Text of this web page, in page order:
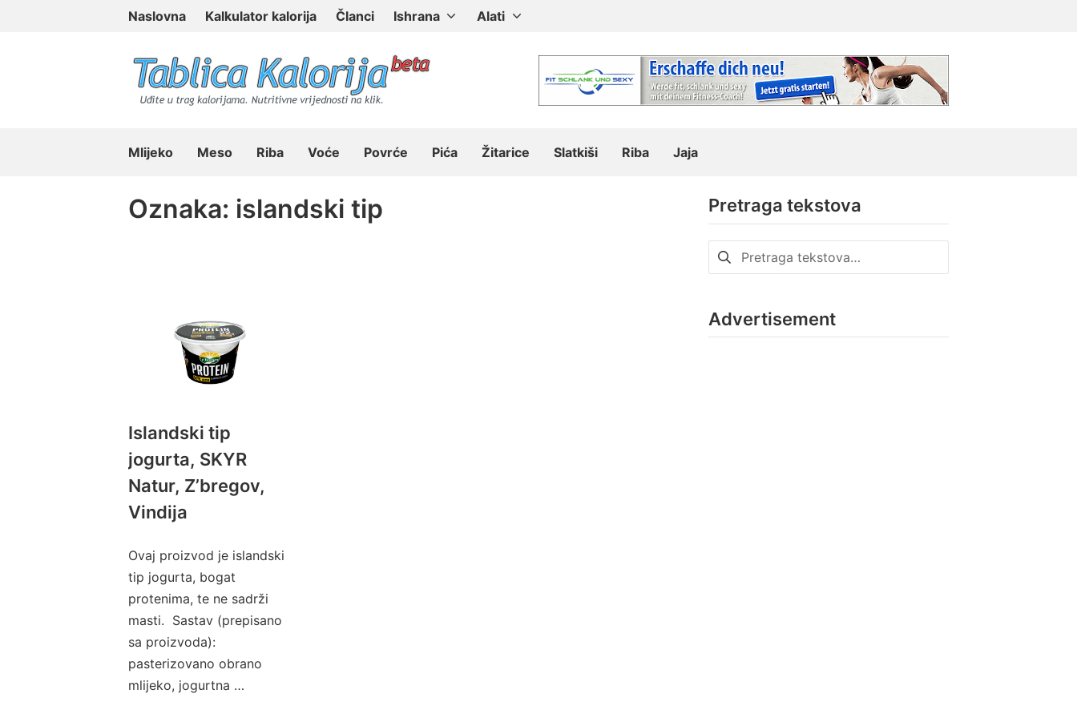
Naslovna Kalkulator kalorija Članci Ishrana Alati
Mlijeko Meso Riba Voće Povrće Pića Žitarice Slatkiši Riba Jaja
Oznaka: islandski tip
Islandski tip
jogurta, SKYR
Natur, Z’bregov,
Vindija
Ovaj proizvod je islandski
tip jogurta, bogat
protenima, te ne sadrži
masti. Sastav (prepisano
sa proizvoda):
pasterizovano obrano
mlijeko, jogurtna …
Pretraga tekstova
Pretraga
za:
Advertisement